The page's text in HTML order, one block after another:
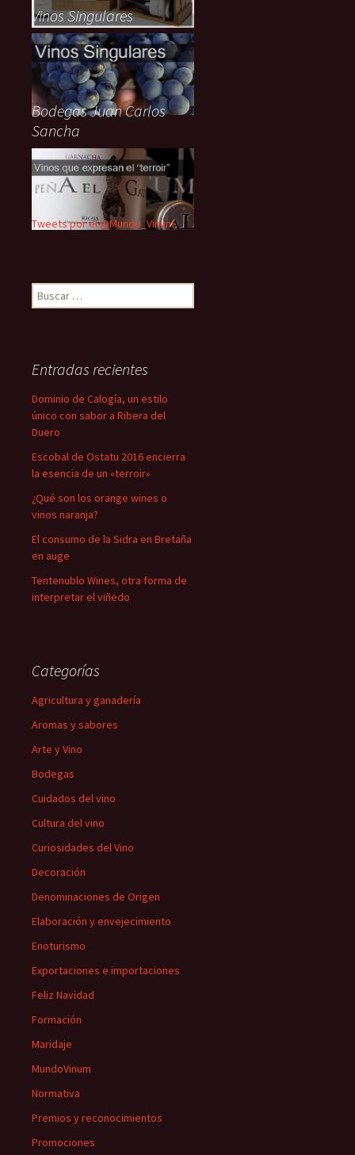
Vinos Singulares
Bodegas Juan Carlos
Sancha
Tweets por el @Mundo_Vinum.
Buscar:
Entradas recientes
Dominio de Calogía, un estilo
único con sabor a Ribera del
Duero
Escobal de Ostatu 2016 encierra
la esencia de un «terroir»
¿Qué son los orange wines o
vinos naranja?
El consumo de la Sidra en Bretaña
en auge
Tentenublo Wines, otra forma de
interpretar el viñedo
Categorías
Agricultura y ganadería
Aromas y sabores
Arte y Vino
Bodegas
Cuidados del vino
Cultura del vino
Curiosidades del Vino
Decoración
Denominaciones de Origen
Elaboración y envejecimiento
Enoturismo
Exportaciones e importaciones
Feliz Navidad
Formación
Maridaje
MundoVinum
Normativa
Premios y reconocimientos
Promociones